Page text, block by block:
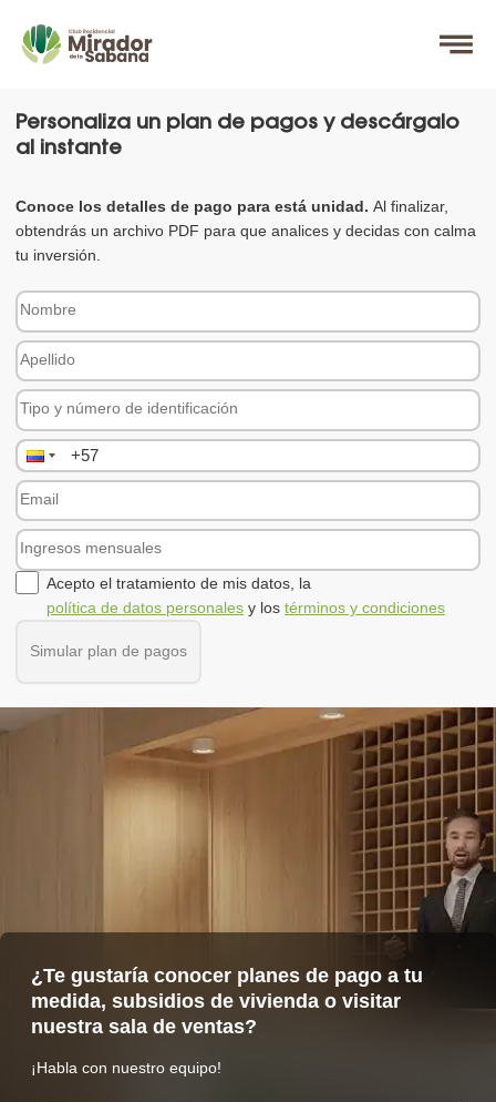
Personaliza un plan de pagos y descárgalo
al instante
Conoce los detalles de pago para está unidad. Al finalizar,
obtendrás un archivo PDF para que analices y decidas con calma
tu inversión.
Acepto el tratamiento de mis datos, la
política de datos personales y los términos y condiciones
Simular plan de pagos
¿Te gustaría conocer planes de pago a tu
medida, subsidios de vivienda o visitar
nuestra sala de ventas?
¡Habla con nuestro equipo!